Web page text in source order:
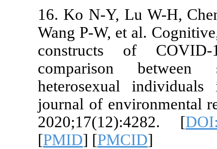
16. Ko N-Y,
Wang P-W,
journal of
[PMID